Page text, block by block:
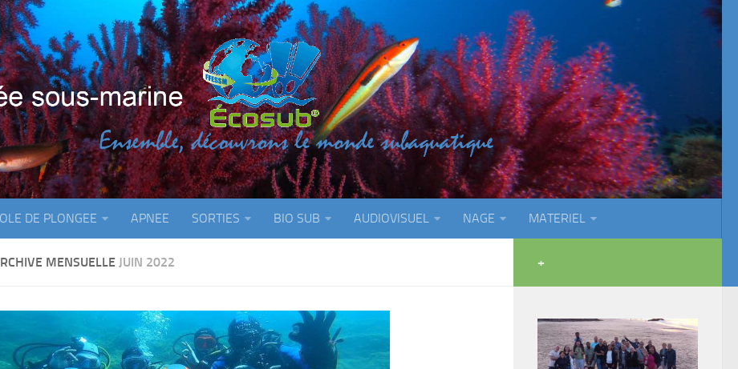
DE PLONGEE APNEE SORTIES BIO SUB AUDIOVISUEL NAGE MATERIEL
MENSUELLE JUIN 2022 +